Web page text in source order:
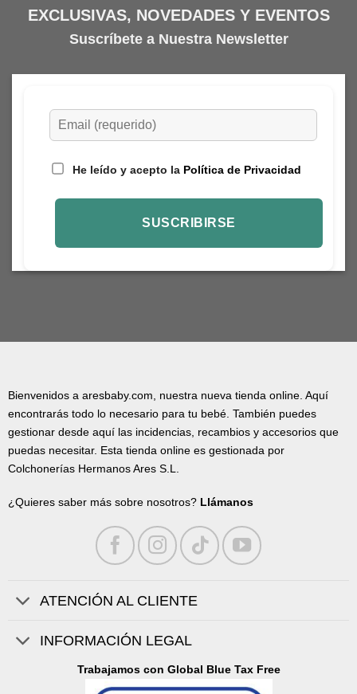
EXCLUSIVAS, NOVEDADES Y EVENTOS
Suscríbete a Nuestra Newsletter
He leído y acepto la Política de Privacidad
Bienvenidos a aresbaby.com, nuestra nueva tienda online. Aquí
encontrarás todo lo necesario para tu bebé. También puedes
gestionar desde aquí las incidencias, recambios y accesorios que
puedas necesitar. Esta tienda online es gestionada por
Colchonerías Hermanos Ares S.L.
¿Quieres saber más sobre nosotros? Llámanos
ATENCIÓN AL CLIENTE
INFORMACIÓN LEGAL
Trabajamos con Global Blue Tax Free